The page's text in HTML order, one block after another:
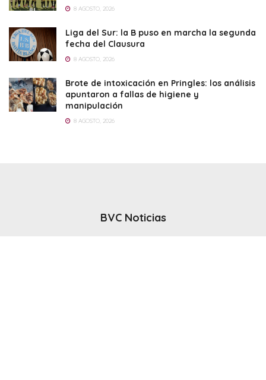
8 AGOSTO, 2026
Liga del Sur: la B puso en marcha la segunda
fecha del Clausura
8 AGOSTO, 2026
Brote de intoxicación en Pringles: los análisis
apuntaron a fallas de higiene y
manipulación
8 AGOSTO, 2026
BVC Noticias